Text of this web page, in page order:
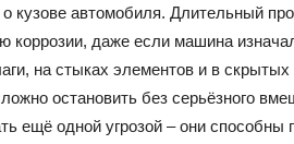
кузове автомобиля. Длительный
коррозии, даже если машина
на стыках элементов и в
остановить без серьёзного
ещё одной угрозой – они способны